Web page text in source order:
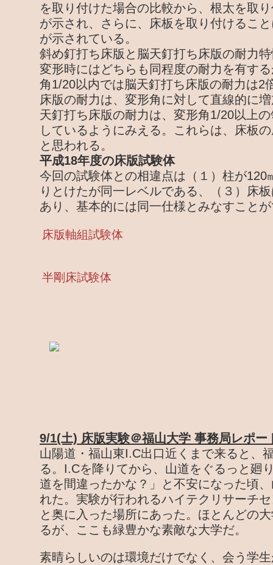
を取り付けた場合の比較から、根太を取
が示され、さらに、床板を取り付けるこ
が示されている。
斜め釘打ち床版と脳天釘打ち床版の耐力
変形時にはどちらも同程度の耐力を有す
角1/20以内では脳天釘打ち床版の耐力は2
床版の耐力は、変形角に対して直線的に
天釘打ち床版の耐力は、変形角1/20以上
しているようにみえる。これらは、床板
と思われる。
平成18年度の床版試験体
今回の試験体との相違点は（１）柱が120
りとけたが同一レベルである、（３）床
あり、基本的には同一仕様とみなすこと
床版軸組試験体
半剛床試験体
9/1(土) 床版実験＠福山大学 事務局レポー
山陽道・福山東I.C出口近くまで来ると、
る。I.Cを降りてから、山道をぐるっと廻
道を間違ったかな？」と不安になった頃
れた。実験が行われるハイテクリサーチ
と奥に入った場所にあった。ほとんどの
るが、ここも緑豊かな素敵な大学だ。
素晴らしいのは環境だけでなく、会う学